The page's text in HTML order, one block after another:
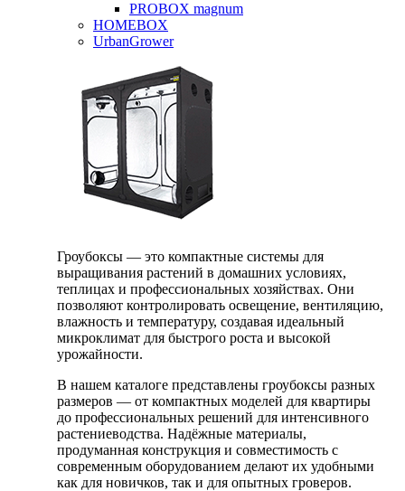
PROBOX magnum
HOMEBOX
UrbanGrower
Гроубоксы — это компактные системы для
выращивания растений в домашних условиях,
теплицах и профессиональных хозяйствах. Они
позволяют контролировать освещение, вентиляцию,
влажность и температуру, создавая идеальный
микроклимат для быстрого роста и высокой
урожайности.
В нашем каталоге представлены гроубоксы разных
размеров — от компактных моделей для квартиры
до профессиональных решений для интенсивного
растениеводства. Надёжные материалы,
продуманная конструкция и совместимость с
современным оборудованием делают их удобными
как для новичков, так и для опытных гроверов.